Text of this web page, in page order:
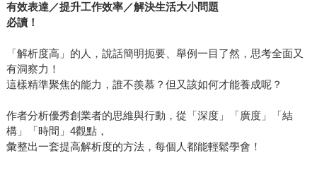
有效表達／提升工作效率／解決生活大小問題
必讀！
「解析度高」的人，說話簡明扼要、舉例一目了然，思考全面又
有洞察力！
這樣精準聚焦的能力，誰不羨慕？但又該如何才能養成呢？
作者分析優秀創業者的思維與行動，從「深度」「廣度」「結
構」「時間」4觀點，
彙整出一套提高解析度的方法，每個人都能輕鬆學會！